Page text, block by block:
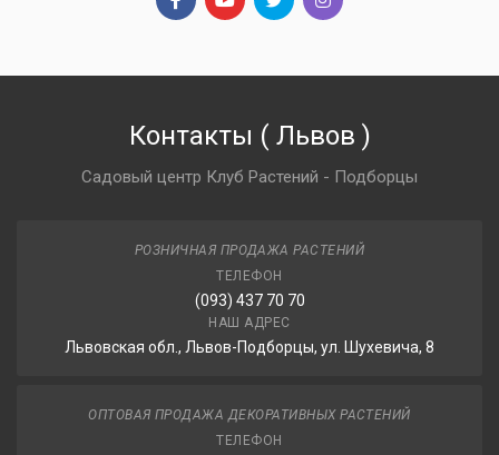
Контакты ( Львов )
Садовый центр Клуб Растений - Подборцы
РОЗНИЧНАЯ ПРОДАЖА РАСТЕНИЙ
ТЕЛЕФОН
(093) 437 70 70
НАШ АДРЕС
Львовская обл., Львов-Подборцы, ул. Шухевича, 8
ОПТОВАЯ ПРОДАЖА ДЕКОРАТИВНЫХ РАСТЕНИЙ
ТЕЛЕФОН